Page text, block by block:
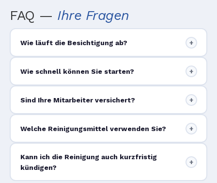
FAQ — Ihre Fragen
Wie läuft die Besichtigung ab? +
Wie schnell können Sie starten? +
Sind Ihre Mitarbeiter versichert? +
Welche Reinigungsmittel verwenden Sie? +
Kann ich die Reinigung auch kurzfristig
kündigen?
+